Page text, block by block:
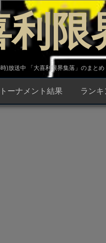
利限
)放送中 「大喜利限界集落」のまと
トーナメント結果 ラン